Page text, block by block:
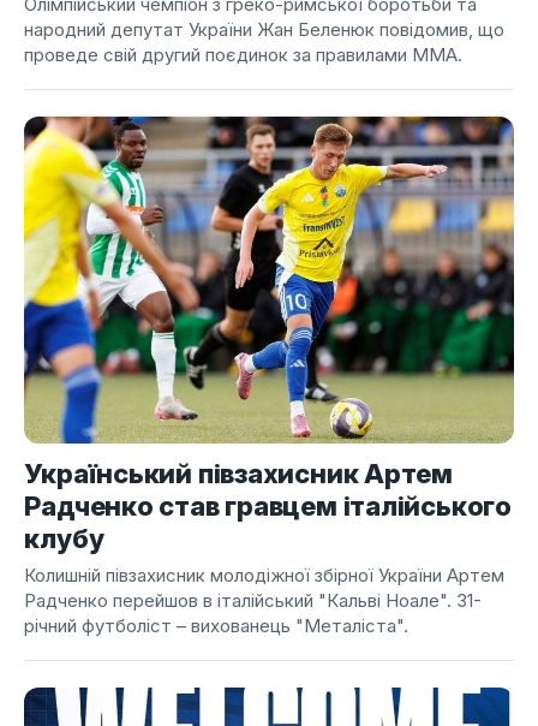
народний депутат України Жан Беленюк повідомив, що
проведе свій другий поєдинок за правилами ММА.
Український півзахисник Артем
Радченко став гравцем італійського
клубу
Колишній півзахисник молодіжної збірної України Артем
Радченко перейшов в італійський "Кальві Ноале". 31-
річний футболіст – вихованець "Металіста".